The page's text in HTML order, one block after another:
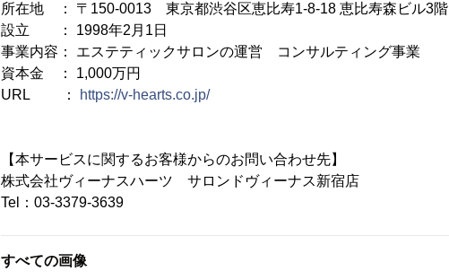
所在地 ： 〒150-0013 東京都渋谷区恵比寿1-8-18 恵比寿森ビル3階
設立 ： 1998年2月1日
事業内容： エステティックサロンの運営 コンサルティング事業
資本金 ： 1,000万円
URL ：
https://v-hearts.co.jp/
【本サービスに関するお客様からのお問い合わせ先】
株式会社ヴィーナスハーツ サロンドヴィーナス新宿店
Tel：03-3379-3639
すべての画像